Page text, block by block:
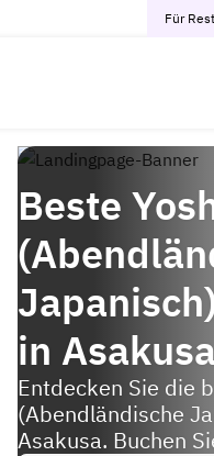
Für
Beste
in Asakusa
Entdecken Sie die
(Abendländische
Asakusa. Buchen